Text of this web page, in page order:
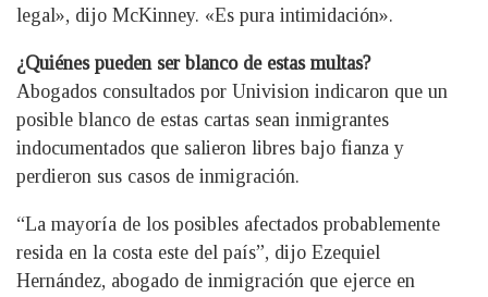
legal», dijo McKinney. «Es pura intimidación».
¿Quiénes pueden ser blanco de estas multas?
Abogados consultados por Univision indicaron que un
posible blanco de estas cartas sean inmigrantes
indocumentados que salieron libres bajo fianza y
perdieron sus casos de inmigración.
“La mayoría de los posibles afectados probablemente
resida en la costa este del país”, dijo Ezequiel
Hernández, abogado de inmigración que ejerce en